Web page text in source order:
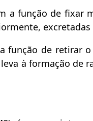
a função de fixar
função de retirar
à formação de